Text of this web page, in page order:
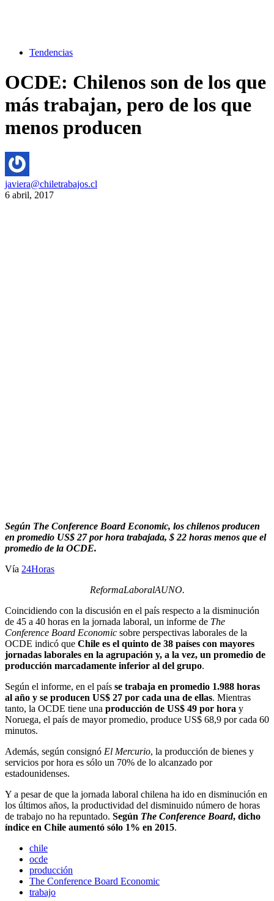
Tendencias
OCDE: Chilenos son de los que
más trabajan, pero de los que
menos producen
javiera@chiletrabajos.cl
6 abril, 2017
Según The Conference Board Economic, los chilenos producen
en promedio US$ 27 por hora trabajada, $ 22 horas menos que el
promedio de la OCDE.
Vía 24Horas
ReformaLaboralAUNO.
Coincidiendo con la discusión en el país respecto a la disminución
de 45 a 40 horas en la jornada laboral, un informe de The
Conference Board Economic sobre perspectivas laborales de la
OCDE indicó que Chile es el quinto de 38 países con mayores
jornadas laborales en la agrupación y, a la vez, un promedio de
producción marcadamente inferior al del grupo.
Según el informe, en el país se trabaja en promedio 1.988 horas
al año y se producen US$ 27 por cada una de ellas. Mientras
tanto, la OCDE tiene una producción de US$ 49 por hora y
Noruega, el país de mayor promedio, produce US$ 68,9 por cada 60
minutos.
Además, según consignó El Mercurio, la producción de bienes y
servicios por hora es sólo un 70% de lo alcanzado por
estadounidenses.
Y a pesar de que la jornada laboral chilena ha ido en disminución en
los últimos años, la productividad del disminuido número de horas
de trabajo no ha repuntado. Según The Conference Board, dicho
índice en Chile aumentó sólo 1% en 2015.
chile
ocde
producción
The Conference Board Economic
trabajo